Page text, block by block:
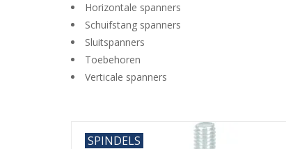
Horizontale spanners
Schuifstang spanners
Sluitspanners
Toebehoren
Verticale spanners
SPINDELS